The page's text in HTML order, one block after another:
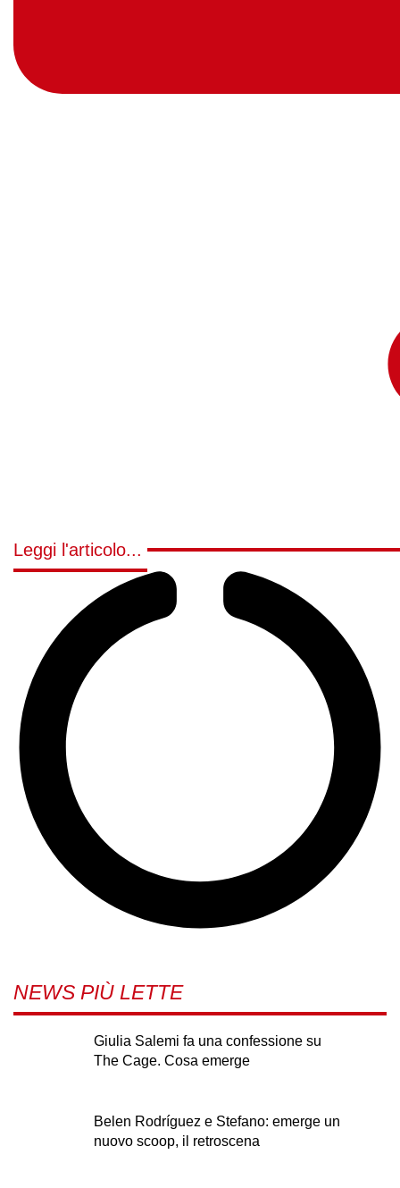
Leggi l'articolo...
NEWS PIÙ LETTE
Giulia Salemi fa una confessione su
The Cage. Cosa emerge
Belen Rodríguez e Stefano: emerge un
nuovo scoop, il retroscena